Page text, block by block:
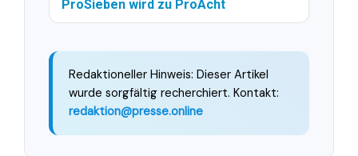
ProSieben wird zu ProAcht
Redaktioneller Hinweis: Dieser Artikel
wurde sorgfältig recherchiert. Kontakt:
redaktion@presse.online